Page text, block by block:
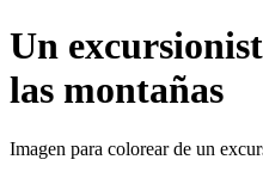
Un
las montañas
Imagen para colorear de un